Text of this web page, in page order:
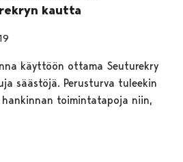
kautta
käyttöön ottama Seuturekry
säästöjä. Perusturva tuleekin
toimintatapoja niin,